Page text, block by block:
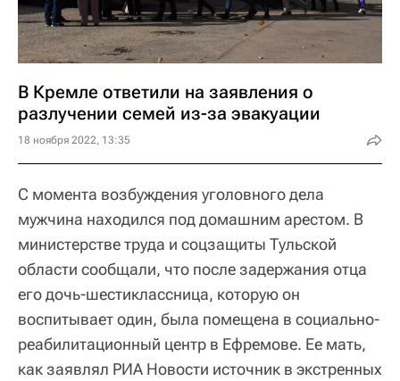
В Кремле ответили на заявления о
разлучении семей из-за эвакуации
18 ноября 2022, 13:35
С момента возбуждения уголовного дела
мужчина находился под домашним арестом. В
министерстве труда и соцзащиты Тульской
области сообщали, что после задержания отца
его дочь-шестиклассница, которую он
воспитывает один, была помещена в социально-
реабилитационный центр в Ефремове. Ее мать,
как заявлял РИА Новости источник в экстренных